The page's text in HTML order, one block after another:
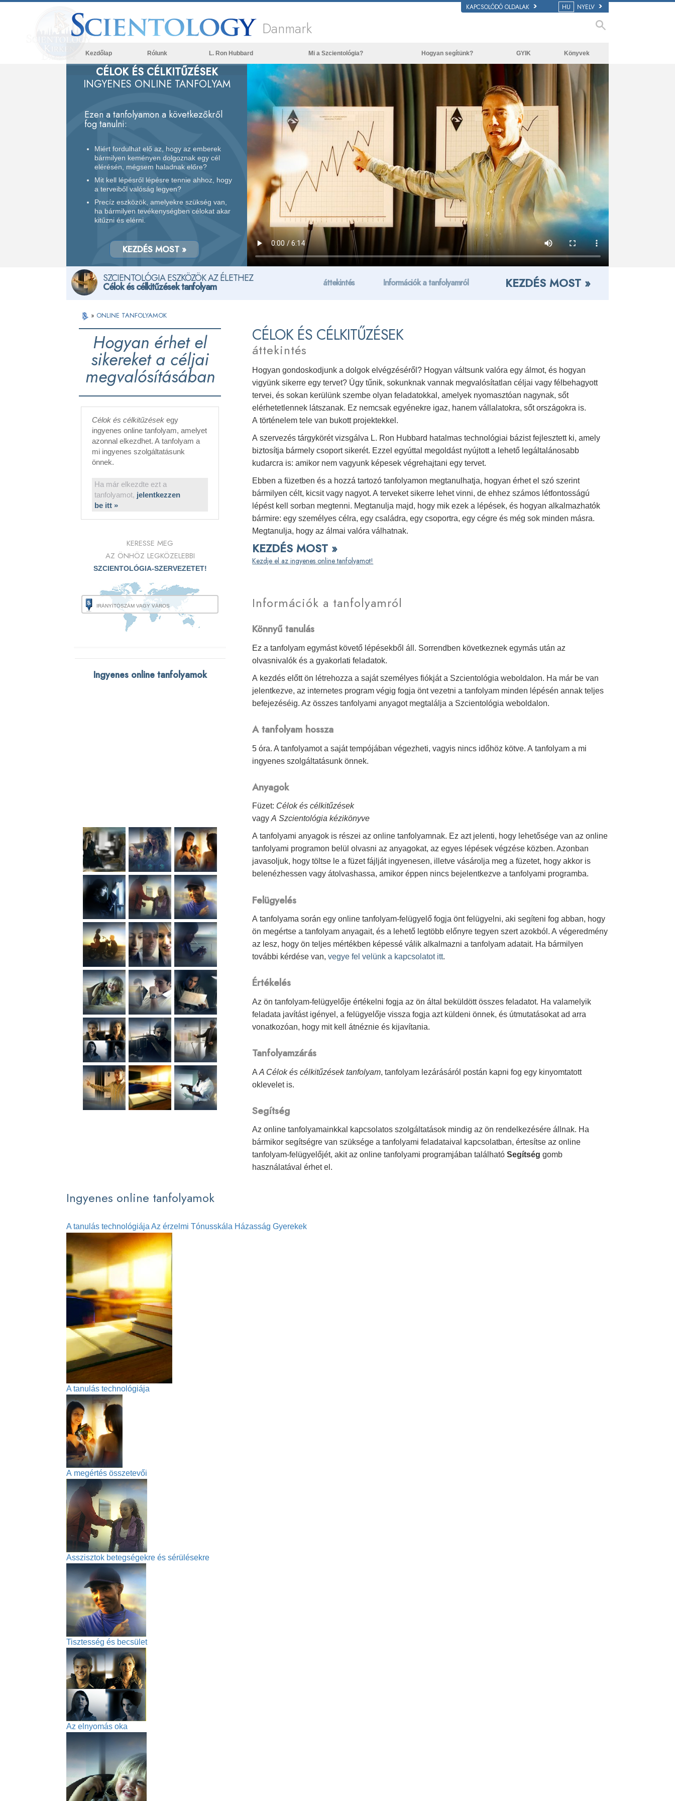
KAPCSOLÓDÓ OLDALAK HU NYELV
Danmark
Kezdőlap Rólunk L. Ron Hubbard Mi a Szcientológia?
Hittételek és gyakorlatok
A Szcientológia hitvallásai és kódexei
Mit mondanak a szcientológusok
a Szcientológiáról?
Ismerjen meg egy szcientológust!
Látogatás egy egyházban
A Szcientológia alapelvei
Bevezetés a Dianetikába
Szeretet és gyűlölet –
Mi a nagyság?
Hogyan segítünk? GYIK
Háttér és alapelvek
Látogatás egy egyházban
A Szcientológia szervezetek
Könyvek
Kezdőkönyvek
Hangoskönyvek
Bevezető előadások
Filmek
CÉLOK ÉS CÉLKITŰZÉSEK
INGYENES ONLINE TANFOLYAM
Ezen a tanfolyamon a következőkről
fog tanulni:
Miért fordulhat elő az, hogy az emberek
bármilyen keményen dolgoznak egy cél
elérésén, mégsem haladnak előre?
Mit kell lépésről lépésre tennie ahhoz, hogy
a terveiből valóság legyen?
Precíz eszközök, amelyekre szükség van,
ha bármilyen tevékenységben célokat akar
kitűzni és elérni.
KEZDÉS MOST »
SZCIENTOLÓGIA ESZKÖZÖK AZ ÉLETHEZ
Célok és célkitűzések tanfolyam áttekintés Információk a tanfolyamról KEZDÉS MOST »
» ONLINE TANFOLYAMOK
CÉLOK ÉS CÉLKITŰZÉSEK
áttekintés
Hogyan gondoskodjunk a dolgok elvégzéséről? Hogyan váltsunk valóra egy álmot, és hogyan
vigyünk sikerre egy tervet? Úgy tűnik, sokunknak vannak megvalósítatlan céljai vagy félbehagyott
tervei, és sokan kerülünk szembe olyan feladatokkal, amelyek nyomasztóan nagynak, sőt
elérhetetlennek látszanak. Ez nemcsak egyénekre igaz, hanem vállalatokra, sőt országokra is.
A történelem tele van bukott projektekkel.
A szervezés tárgykörét vizsgálva L. Ron Hubbard hatalmas technológiai bázist fejlesztett ki, amely
biztosítja bármely csoport sikerét. Ezzel egyúttal megoldást nyújtott a lehető legáltalánosabb
kudarcra is: amikor nem vagyunk képesek végrehajtani egy tervet.
Ebben a füzetben és a hozzá tartozó tanfolyamon megtanulhatja, hogyan érhet el szó szerint
bármilyen célt, kicsit vagy nagyot. A terveket sikerre lehet vinni, de ehhez számos létfontosságú
lépést kell sorban megtenni. Megtanulja majd, hogy mik ezek a lépések, és hogyan alkalmazhatók
bármire: egy személyes célra, egy családra, egy csoportra, egy cégre és még sok minden másra.
Megtanulja, hogy az álmai valóra válhatnak.
KEZDÉS MOST »
Kezdje el az ingyenes online tanfolyamot!
Információk a tanfolyamról
Könnyű tanulás
Ez a tanfolyam egymást követő lépésekből áll. Sorrendben következnek egymás után az
olvasnivalók és a gyakorlati feladatok.
A kezdés előtt ön létrehozza a saját személyes fiókját a Szcientológia weboldalon. Ha már be van
jelentkezve, az internetes program végig fogja önt vezetni a tanfolyam minden lépésén annak teljes
befejezéséig. Az összes tanfolyami anyagot megtalálja a Szcientológia weboldalon.
A tanfolyam hossza
5 óra. A tanfolyamot a saját tempójában végezheti, vagyis nincs időhöz kötve. A tanfolyam a mi
ingyenes szolgáltatásunk önnek.
Anyagok
Füzet: Célok és célkitűzések
vagyA Szcientológia kézikönyve
A tanfolyami anyagok is részei az online tanfolyamnak. Ez azt jelenti, hogy lehetősége van az online
tanfolyami programon belül olvasni az anyagokat, az egyes lépések végzése közben. Azonban
javasoljuk, hogy töltse le a füzet fájlját ingyenesen, illetve vásárolja meg a füzetet, hogy akkor is
belenézhessen vagy átolvashassa, amikor éppen nincs bejelentkezve a tanfolyami programba.
Felügyelés
A tanfolyama során egy online tanfolyam-felügyelő fogja önt felügyelni, aki segíteni fog abban, hogy
ön megértse a tanfolyam anyagait, és a lehető legtöbb előnyre tegyen szert azokból. A végeredmény
az lesz, hogy ön teljes mértékben képessé válik alkalmazni a tanfolyam adatait. Ha bármilyen
további kérdése van,vegye fel velünk a kapcsolatot itt.
Értékelés
Az ön tanfolyam-felügyelője értékelni fogja az ön által beküldött összes feladatot. Ha valamelyik
feladata javítást igényel, a felügyelője vissza fogja azt küldeni önnek, és útmutatásokat ad arra
vonatkozóan, hogy mit kell átnéznie és kijavítania.
Tanfolyamzárás
AA Célok és célkitűzések tanfolyam, tanfolyam lezárásáról postán kapni fogegy kinyomtatott
oklevelet is.
Segítség
Az online tanfolyamainkkal kapcsolatos szolgáltatások mindig az ön rendelkezésére állnak. Ha
bármikor segítségre van szüksége a tanfolyami feladataival kapcsolatban, értesítse az online
tanfolyam-felügyelőjét, akit az online tanfolyami programjában találhatóSegítség gomb
használatával érhet el.
Hogyan érhet el
sikereket a céljai
megvalósításában
Célok és célkitűzések egy
ingyenes online tanfolyam, amelyet
azonnal elkezdhet. A tanfolyam a
mi ingyenes szolgáltatásunk
önnek.
Ha már elkezdte ezt a
tanfolyamot, jelentkezzen
be itt »
KERESSE MEG
AZ ÖNHÖZ LEGKÖZELEBBI
SZCIENTOLÓGIA-SZERVEZETET!
Ingyenes online tanfolyamok
Ingyenes online tanfolyamok
A tanulás technológiája Az érzelmi Tónusskála Házasság Gyerekek
A tanulás technológiája
A megértés összetevői
Asszisztok betegségekre és sérülésekre
Tisztesség és becsület
Az elnyomás oka